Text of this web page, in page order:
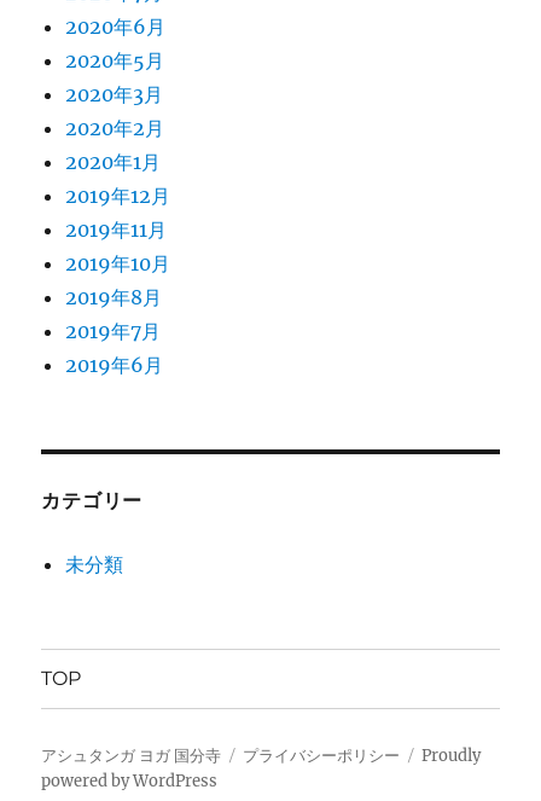
2020年6月
2020年5月
2020年3月
2020年2月
2020年1月
2019年12月
2019年11月
2019年10月
2019年8月
2019年7月
2019年6月
カテゴリー
未分類
TOP
アシュタンガ ヨガ 国分寺 プライバシーポリシー
Proudly
powered by WordPress